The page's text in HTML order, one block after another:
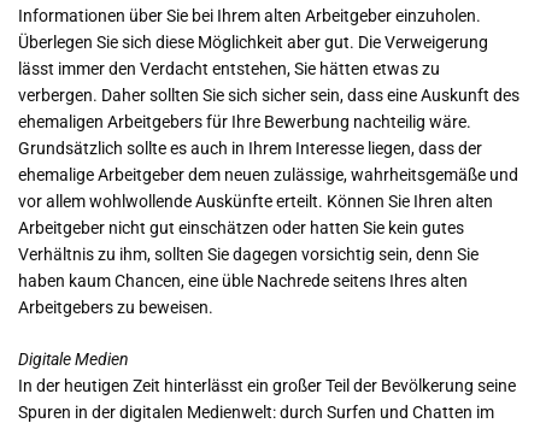
Informationen über Sie bei Ihrem alten Arbeitgeber einzuholen.
Überlegen Sie sich diese Möglichkeit aber gut. Die Verweigerung
lässt immer den Verdacht entstehen, Sie hätten etwas zu
verbergen. Daher sollten Sie sich sicher sein, dass eine Auskunft des
ehemaligen Arbeitgebers für Ihre Bewerbung nachteilig wäre.
Grundsätzlich sollte es auch in Ihrem Interesse liegen, dass der
ehemalige Arbeitgeber dem neuen zulässige, wahrheitsgemäße und
vor allem wohlwollende Auskünfte erteilt. Können Sie Ihren alten
Arbeitgeber nicht gut einschätzen oder hatten Sie kein gutes
Verhältnis zu ihm, sollten Sie dagegen vorsichtig sein, denn Sie
haben kaum Chancen, eine üble Nachrede seitens Ihres alten
Arbeitgebers zu beweisen.
Digitale Medien
In der heutigen Zeit hinterlässt ein großer Teil der Bevölkerung seine
Spuren in der digitalen Medienwelt: durch Surfen und Chatten im